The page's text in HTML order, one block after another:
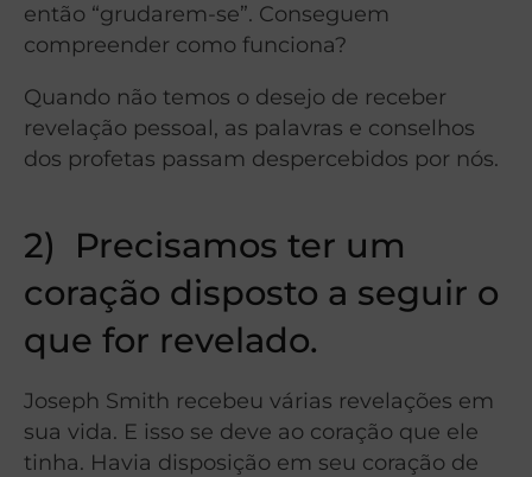
então “grudarem-se”. Conseguem
compreender como funciona?
Quando não temos o desejo de receber
revelação pessoal, as palavras e conselhos
dos profetas passam despercebidos por nós.
2)
Precisamos ter um
coração disposto a seguir o
que for revelado.
Joseph Smith recebeu várias revelações em
sua vida. E isso se deve ao coração que ele
tinha. Havia disposição em seu coração de